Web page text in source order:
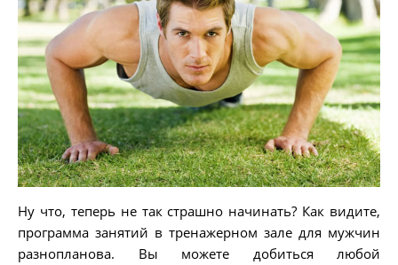
Ну что, теперь не так страшно начинать? Как видите,
программа занятий в тренажерном зале для мужчин
разнопланова. Вы можете добиться любой